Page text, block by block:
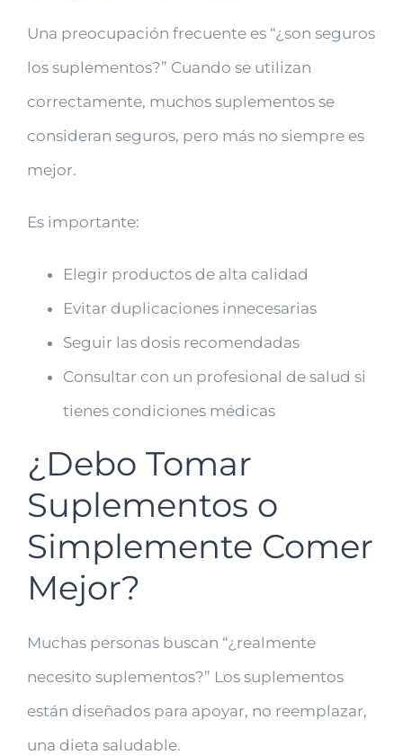
Una preocupación frecuente es “¿son seguros
los suplementos?” Cuando se utilizan
correctamente, muchos suplementos se
consideran seguros, pero más no siempre es
mejor.
Es importante:
Elegir productos de alta calidad
Evitar duplicaciones innecesarias
Seguir las dosis recomendadas
Consultar con un profesional de salud si
tienes condiciones médicas
¿Debo Tomar
Suplementos o
Simplemente Comer
Mejor?
Muchas personas buscan “¿realmente
necesito suplementos?” Los suplementos
están diseñados para apoyar, no reemplazar,
una dieta saludable.